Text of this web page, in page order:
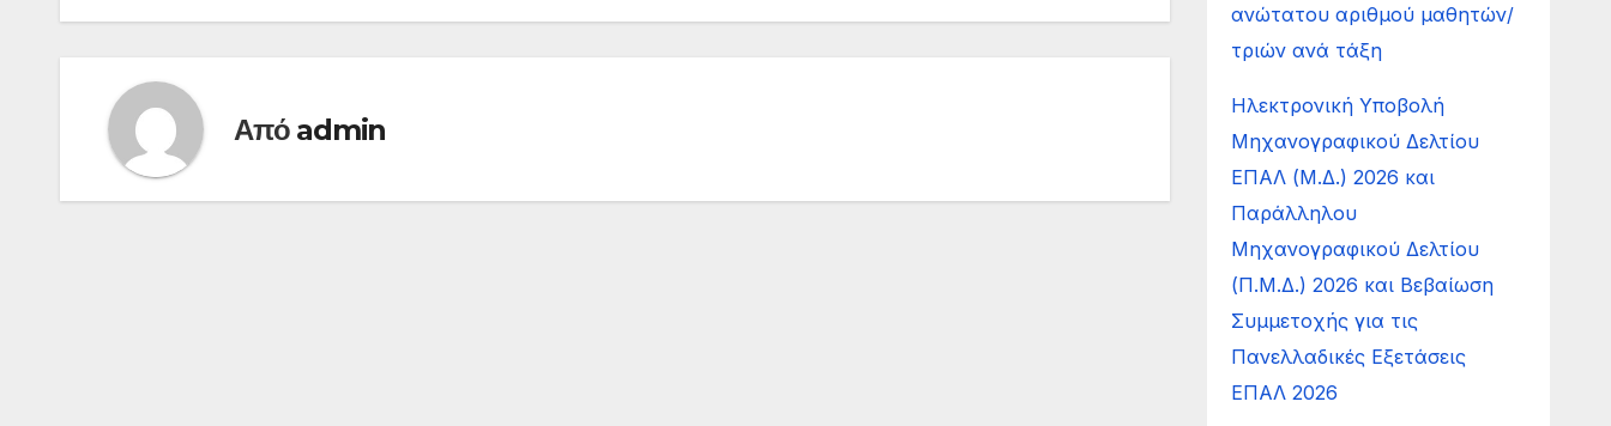
Από admin
ανώτατου αριθμού μαθητών/
τριών ανά τάξη
Ηλεκτρονική Υποβολή
Μηχανογραφικού Δελτίου
ΕΠΑΛ (Μ.Δ.) 2026 και
Παράλληλου
Μηχανογραφικού Δελτίου
(Π.Μ.Δ.) 2026 και Βεβαίωση
Συμμετοχής για τις
Πανελλαδικές Εξετάσεις
ΕΠΑΛ 2026